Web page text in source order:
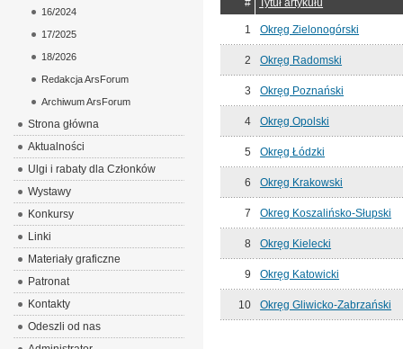
#
Tytuł artykułu
1 Okręg Zielonogórski
2 Okręg Radomski
3 Okręg Poznański
4 Okręg Opolski
5 Okręg Łódzki
6 Okręg Krakowski
7 Okreg Koszalińsko-Słupski
8 Okręg Kielecki
9 Okręg Katowicki
10 Okręg Gliwicko-Zabrzański
16/2024
17/2025
18/2026
Redakcja ArsForum
Archiwum ArsForum
Strona główna
Aktualności
Ulgi i rabaty dla Członków
Wystawy
Konkursy
Linki
Materiały graficzne
Patronat
Kontakty
Odeszli od nas